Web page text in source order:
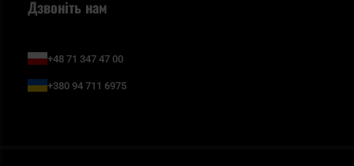
Дзвоніть нам
+48 71 347 47 00
+380 94 711 6975